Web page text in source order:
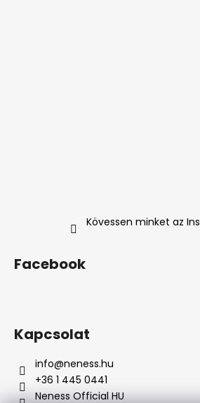
Kövessen minket az
Facebook
Kapcsolat
info@neness.hu
+36 1 445 0441
Neness Official HU